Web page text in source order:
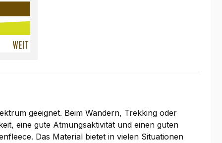
geeignet. Beim Wandern, Trekking oder
eine gute Atmungsaktivität und einen guten
Das Material bietet in vielen Situationen